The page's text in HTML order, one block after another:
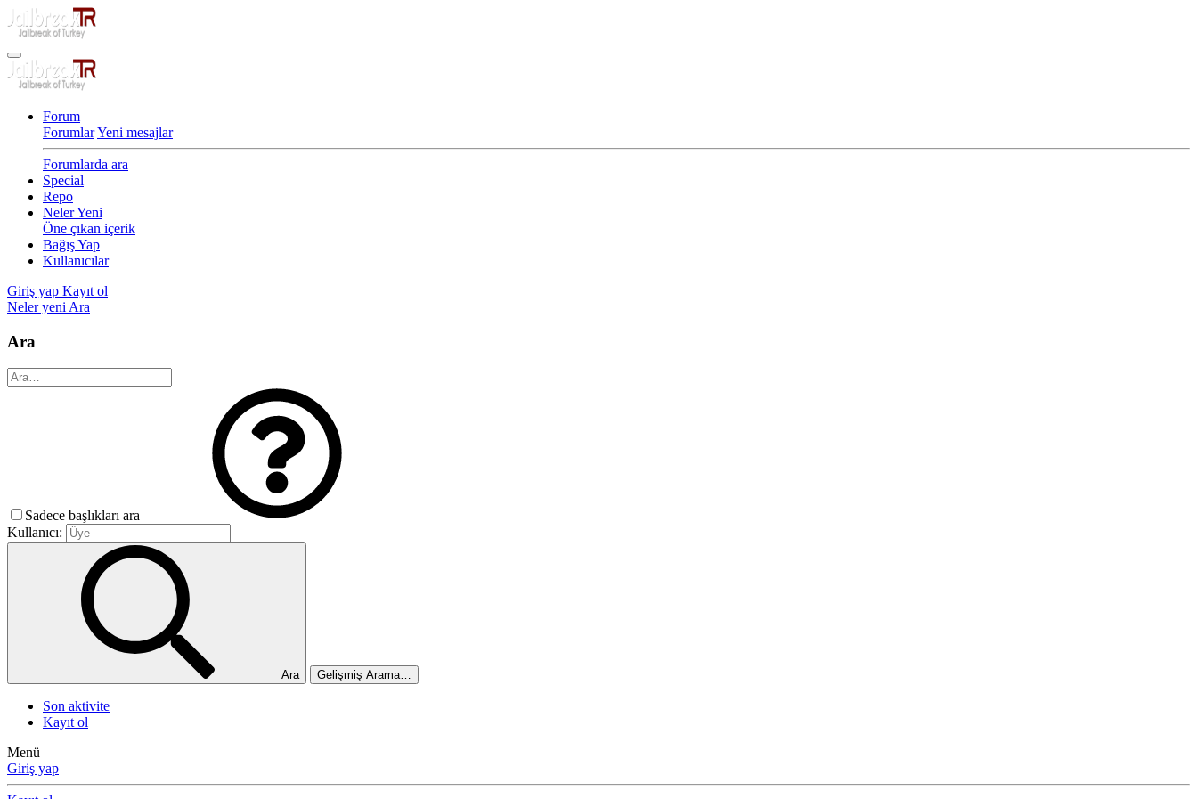
Forum
ForumlarYeni mesajlar
Forumlarda ara
Special
Repo
Neler Yeni
Öne çıkan içerik
Bağış Yap
Kullanıcılar
Giriş yap Kayıt ol
Neler yeni Ara
Ara
Sadece başlıkları ara
Kullanıcı:
Ara Gelişmiş Arama…
Son aktivite
Kayıt ol
Menü
Giriş yap